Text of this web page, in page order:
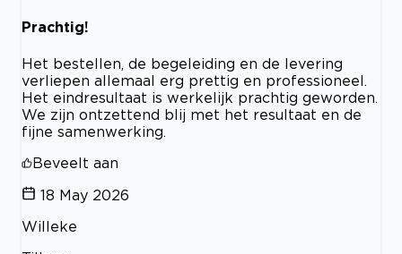
Prachtig!
Het bestellen, de begeleiding en de levering
verliepen allemaal erg prettig en professioneel.
Het eindresultaat is werkelijk prachtig geworden.
We zijn ontzettend blij met het resultaat en de
fijne samenwerking.
Beveelt aan
18 May 2026
Willeke